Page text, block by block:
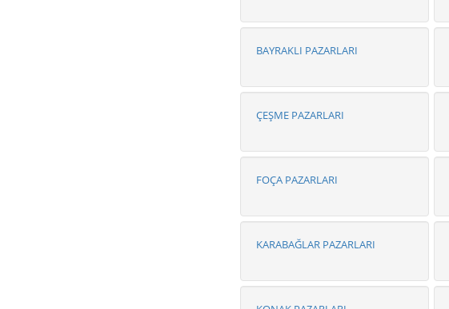
BAYRAKLI PAZARLARI
ÇEŞME PAZARLARI
FOÇA PAZARLARI
KARABAĞLAR PAZARLARI